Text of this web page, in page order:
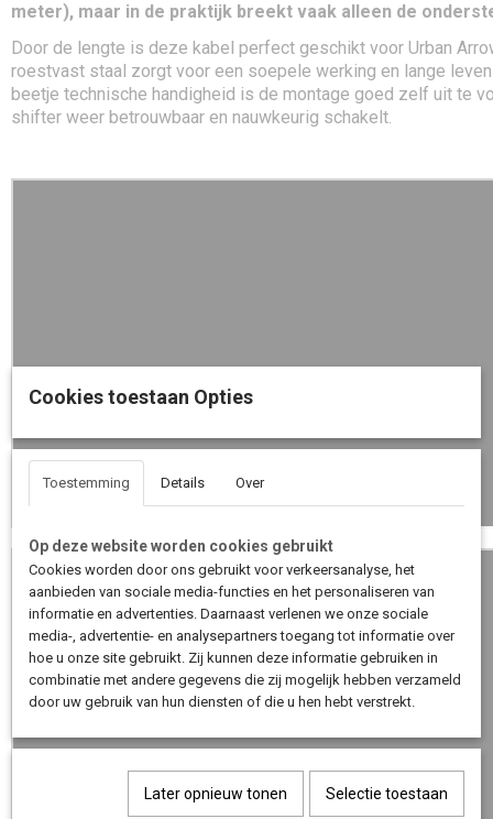
meter), maar in de praktijk breekt vaak alleen de
Door de lengte is deze kabel perfect geschikt voor Urban
roestvast staal zorgt voor een soepele werking en lange
beetje technische handigheid is de montage goed zelf uit te
shifter weer betrouwbaar en nauwkeurig schakelt.
Cookies toestaan Opties
Toestemming Details Over
Op deze website worden cookies gebruikt
Cookies worden door ons gebruikt voor verkeersanalyse, het
aanbieden van sociale media-functies en het personaliseren van
informatie en advertenties. Daarnaast verlenen we onze sociale
media-, advertentie- en analysepartners toegang tot informatie over
hoe u onze site gebruikt. Zij kunnen deze informatie gebruiken in
combinatie met andere gegevens die zij mogelijk hebben verzameld
door uw gebruik van hun diensten of die u hen hebt verstrekt.
Later opnieuw tonen Selectie toestaan